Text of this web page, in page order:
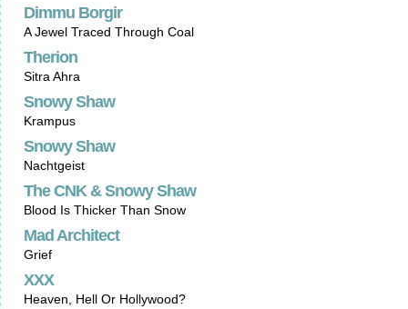
Dimmu Borgir
A Jewel Traced Through Coal
Therion
Sitra Ahra
Snowy Shaw
Krampus
Snowy Shaw
Nachtgeist
The CNK & Snowy Shaw
Blood Is Thicker Than Snow
Mad Architect
Grief
XXX
Heaven, Hell Or Hollywood?